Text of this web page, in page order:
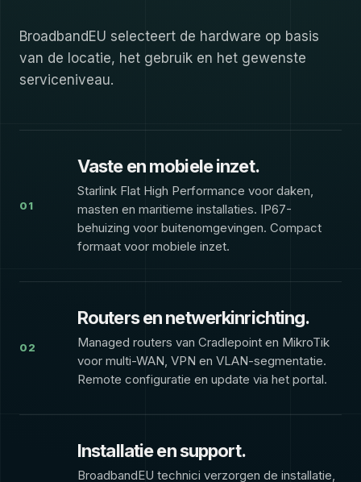
BroadbandEU selecteert de hardware op basis
van de locatie, het gebruik en het gewenste
serviceniveau.
01
Vaste en mobiele inzet.
Starlink Flat High Performance voor daken,
masten en maritieme installaties. IP67-
behuizing voor buitenomgevingen. Compact
formaat voor mobiele inzet.
02
Routers en netwerkinrichting.
Managed routers van Cradlepoint en MikroTik
voor multi-WAN, VPN en VLAN-segmentatie.
Remote configuratie en update via het portal.
Installatie en support.
BroadbandEU technici verzorgen de installatie,